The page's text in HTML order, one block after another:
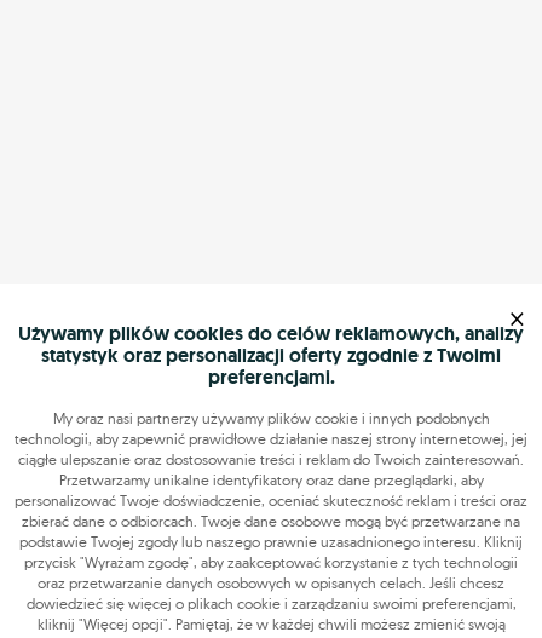
Używamy plików cookies do celów reklamowych, analizy
statystyk oraz personalizacji oferty zgodnie z Twoimi
preferencjami.
My oraz nasi partnerzy używamy plików cookie i innych podobnych
technologii, aby zapewnić prawidłowe działanie naszej strony internetowej, jej
ciągłe ulepszanie oraz dostosowanie treści i reklam do Twoich zainteresowań.
Przetwarzamy unikalne identyfikatory oraz dane przeglądarki, aby
personalizować Twoje doświadczenie, oceniać skuteczność reklam i treści oraz
zbierać dane o odbiorcach. Twoje dane osobowe mogą być przetwarzane na
podstawie Twojej zgody lub naszego prawnie uzasadnionego interesu. Kliknij
przycisk "Wyrażam zgodę", aby zaakceptować korzystanie z tych technologii
oraz przetwarzanie danych osobowych w opisanych celach. Jeśli chcesz
dowiedzieć się więcej o plikach cookie i zarządzaniu swoimi preferencjami,
kliknij "Więcej opcji". Pamiętaj, że w każdej chwili możesz zmienić swoją
×